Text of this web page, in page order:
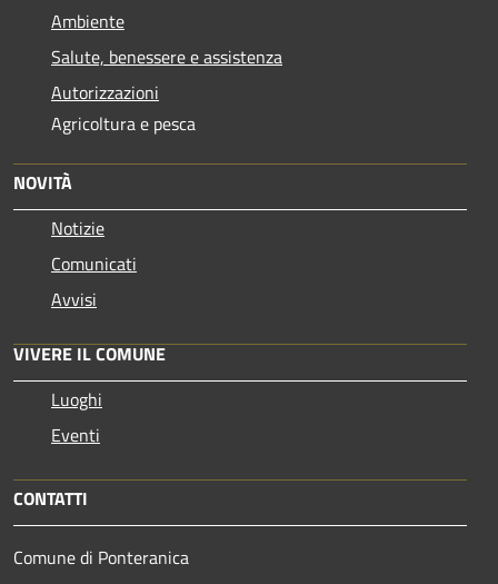
Ambiente
Salute, benessere e assistenza
Autorizzazioni
Agricoltura e pesca
NOVITÀ
Notizie
Comunicati
Avvisi
VIVERE IL COMUNE
Luoghi
Eventi
CONTATTI
Comune di Ponteranica